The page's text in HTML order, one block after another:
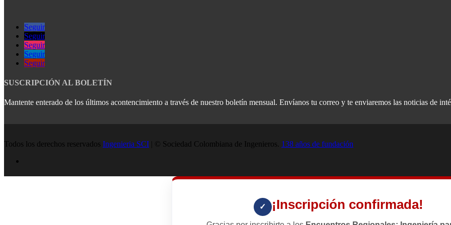
Seguir
Seguir
Seguir
Seguir
Seguir
SUSCRIPCIÓN AL BOLETÍN
Mantente enterado de los últimos acontencimiento a través de nuestro boletín mensual. Envíanos tu correo y te enviaremos las noticias de
Todos los derechos reservados Ingenieria SCI | © Sociedad Colombiana de Ingenieros. 138 años de fundación
✓ ¡Inscripción confirmada!